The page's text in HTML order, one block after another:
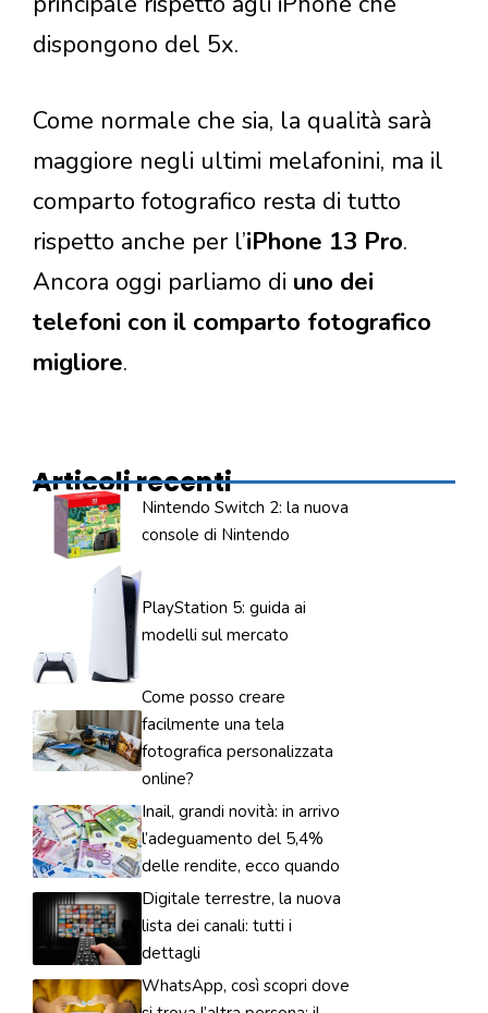
dispongono del 5x.
Come normale che sia, la qualità sarà
maggiore negli ultimi melafonini, ma il
comparto fotografico resta di tutto
rispetto anche per l’iPhone 13 Pro.
Ancora oggi parliamo di uno dei
telefoni con il comparto fotografico
migliore.
Articoli recenti
Nintendo Switch 2: la nuova
console di Nintendo
PlayStation 5: guida ai
modelli sul mercato
Come posso creare
facilmente una tela
fotografica personalizzata
online?
Inail, grandi novità: in arrivo
l’adeguamento del 5,4%
delle rendite, ecco quando
Digitale terrestre, la nuova
lista dei canali: tutti i
dettagli
WhatsApp, così scopri dove